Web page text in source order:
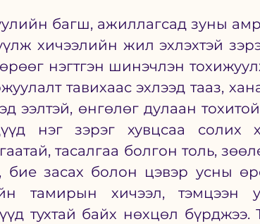
багш, ажиллагсад зуны
хичээлийн жил эхлэхтэй
нэгтгэн шинэчлэн
тавихаас эхлээд тааз,
ээлтэй, өнгөлөг дулаан
нэг зэрэг хувцсаа солих
тасалгаа болгон толь,
бие засах болон цэвэр усны
тамирын хичээл, тэмцээн
тухтай байх нөхцөл бүрджээ.